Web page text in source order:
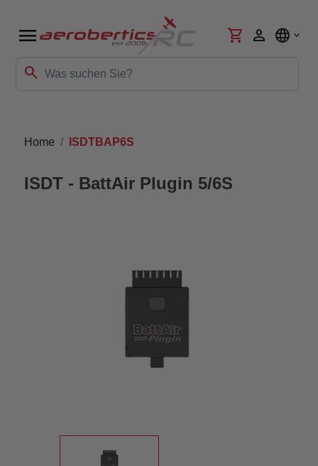
menu
search
shopping_cart person language
Home ISDTBAP6S
ISDT - BattAir Plugin 5/6S